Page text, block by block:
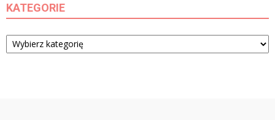
KATEGORIE
Kategorie